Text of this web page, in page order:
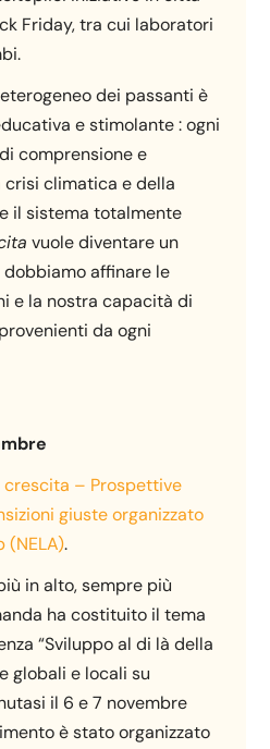
Friday, tra cui laboratori
dei passanti è
e stimolante : ogni
comprensione e
crisi climatica e della
il sistema totalmente
vuole diventare un
affinare le
e la nostra capacità di
da ogni
– Prospettive
giuste organizzato
(NELA).
in alto, sempre più
ha costituito il tema
“Sviluppo al di là della
globali e locali su
il 6 e 7 novembre
è stato organizzato